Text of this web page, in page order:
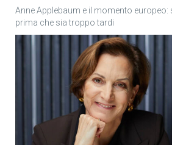
Anne Applebaum e il momento europeo:
prima che sia troppo tardi